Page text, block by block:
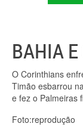
BAHIA
O Corinthians
Timão esbarrou
e fez o Palmeiras
Foto:reprodução